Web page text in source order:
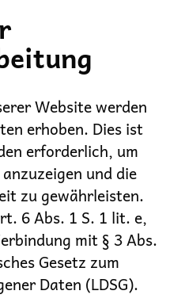
Website werden
erhoben. Dies ist
erforderlich, um
und die
zu gewährleisten.
6 Abs. 1 S. 1 lit. e,
mit § 3 Abs.
Gesetz zum
Daten (LDSG).